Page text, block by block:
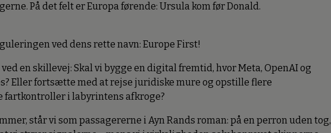
På det felt er Europa førende: Ursula kom før Donald.
ved dens rette navn: Europe First!
ved en skillevej: Skal vi bygge en digital fremtid, hvor Meta, OpenAI og
Eller fortsætte med at rejse juridiske mure og opstille flere
fartkontroller i labyrintens afkroge?
står vi som passagererne i Ayn Rands roman: på en perron uden tog,